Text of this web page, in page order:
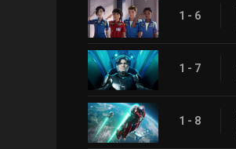
1 - 6
1 - 7
1 - 8